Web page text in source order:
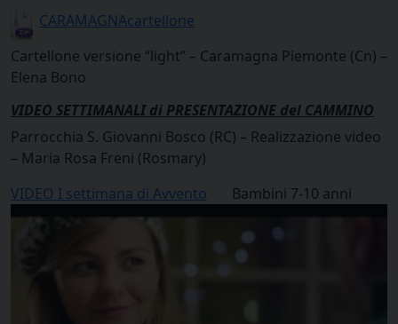
CARAMAGNAcartellone
Cartellone versione “light” – Caramagna Piemonte (Cn) –
Elena Bono
VIDEO SETTIMANALI di PRESENTAZIONE del CAMMINO
Parrocchia S. Giovanni Bosco (RC) – Realizzazione video
– Maria Rosa Freni (Rosmary)
VIDEO I settimana di Avvento Bambini 7-10 anni